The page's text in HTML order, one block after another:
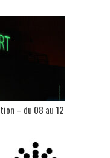
– du 08 au 12